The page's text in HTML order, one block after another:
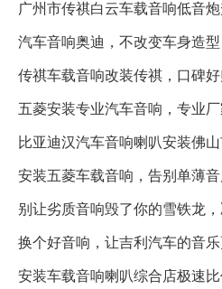
广州市传祺白云车载音响低音
汽车音响奥迪，不改变车身造型
传祺车载音响改装传祺，口碑
五菱安装专业汽车音响，专业
比亚迪汉汽车音响喇叭安装佛
安装五菱车载音响，告别单薄
别让劣质音响毁了你的雪铁龙
换个好音响，让吉利汽车的音
安装车载音响喇叭综合店极速比